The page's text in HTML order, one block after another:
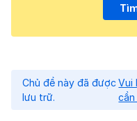
Chủ đề này đã được
lưu trữ.
Vui